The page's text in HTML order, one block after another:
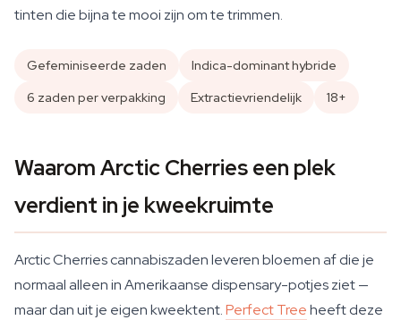
tinten die bijna te mooi zijn om te trimmen.
Gefeminiseerde zaden
Indica-dominant hybride
6 zaden per verpakking
Extractievriendelijk 18+
Waarom Arctic Cherries een plek
verdient in je kweekruimte
Arctic Cherries cannabiszaden leveren bloemen af die je
normaal alleen in Amerikaanse dispensary-potjes ziet —
maar dan uit je eigen kweektent.Perfect Treeheeft deze